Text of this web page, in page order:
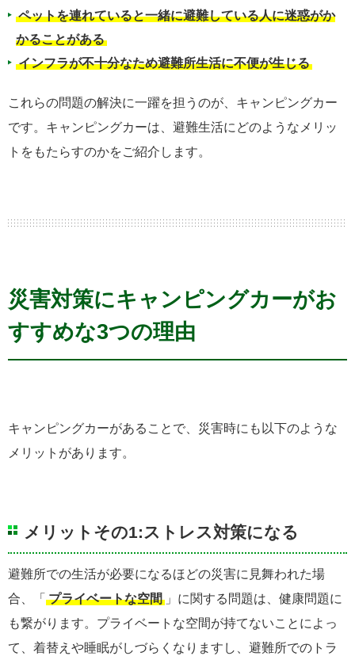
ペットを連れていると一緒に避難している人に迷惑がか
かることがある
インフラが不十分なため避難所生活に不便が生じる
これらの問題の解決に一躍を担うのが、キャンピングカー
です。キャンピングカーは、避難生活にどのようなメリッ
トをもたらすのかをご紹介します。
災害対策にキャンピングカーがお
すすめな3つの理由
キャンピングカーがあることで、災害時にも以下のような
メリットがあります。
メリットその1:ストレス対策になる
避難所での生活が必要になるほどの災害に見舞われた場
合、「 プライベートな空間 」に関する問題は、健康問題に
も繋がります。プライベートな空間が持てないことによっ
て、着替えや睡眠がしづらくなりますし、避難所でのトラ